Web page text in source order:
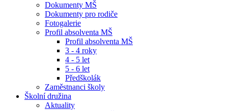
Dokumenty MŠ
Dokumenty pro rodiče
Fotogalerie
Profil absolventa MŠ
Profil absolventa MŠ
3 - 4 roky
4 - 5 let
5 - 6 let
Předškolák
Zaměstnanci školy
Školní družina
Aktuality